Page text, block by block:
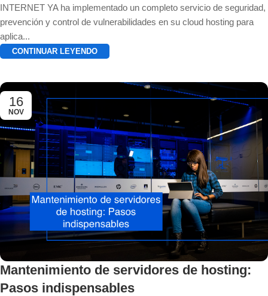
INTERNET YA ha implementado un completo servicio de seguridad,
prevención y control de vulnerabilidades en su cloud hosting para
aplica...
CONTINUAR LEYENDO
16
NOV
Mantenimiento de servidores de hosting:
Pasos indispensables